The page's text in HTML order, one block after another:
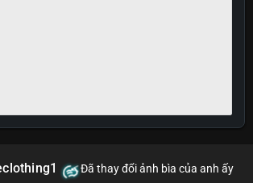
Đã thay đổi ảnh bìa của anh ấy